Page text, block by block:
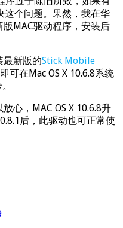
这个问题。果然，我在华
MAC驱动程序，安装后
最新版的Stick Mobile
可在Mac OS X 10.6.8系统
心，MAC OS X 10.6.8升
后，此驱动也可正常使